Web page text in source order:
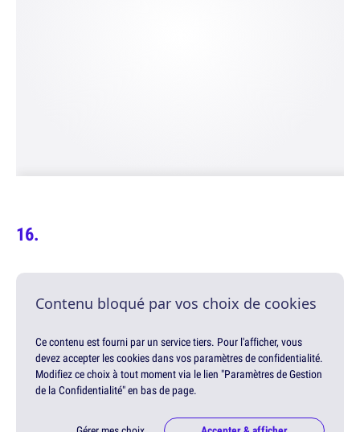
Contenu bloqué par vos choix de cookies
Ce contenu est fourni par un service tiers. Pour l'afficher, vous
devez accepter les cookies dans vos paramètres de confidentialité.
Modifiez ce choix à tout moment via le lien "Paramètres de Gestion
de la Confidentialité" en bas de page.